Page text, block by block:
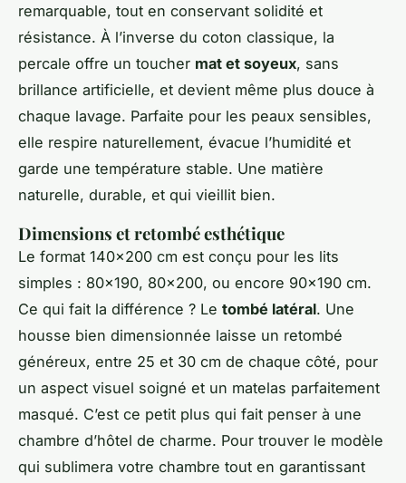
remarquable, tout en conservant solidité et
résistance. À l’inverse du coton classique, la
percale offre un toucher mat et soyeux, sans
brillance artificielle, et devient même plus douce à
chaque lavage. Parfaite pour les peaux sensibles,
elle respire naturellement, évacue l’humidité et
garde une température stable. Une matière
naturelle, durable, et qui vieillit bien.
Dimensions et retombé esthétique
Le format 140x200 cm est conçu pour les lits
simples : 80x190, 80x200, ou encore 90x190 cm.
Ce qui fait la différence ? Le tombé latéral. Une
housse bien dimensionnée laisse un retombé
généreux, entre 25 et 30 cm de chaque côté, pour
un aspect visuel soigné et un matelas parfaitement
masqué. C’est ce petit plus qui fait penser à une
chambre d’hôtel de charme. Pour trouver le modèle
qui sublimera votre chambre tout en garantissant